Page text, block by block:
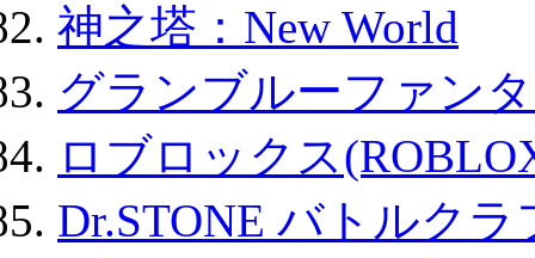
神之塔：New World
グランブルーファン
ロブロックス
Dr.STONE バトルク